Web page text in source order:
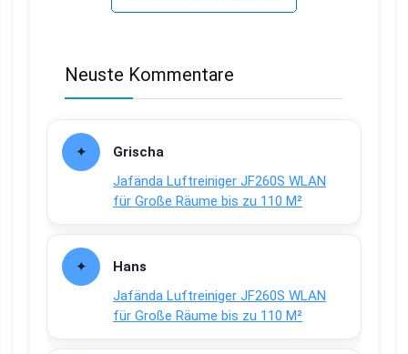
Neuste Kommentare
Grischa
Jafända Luftreiniger JF260S WLAN
für Große Räume bis zu 110 M²
Hans
Jafända Luftreiniger JF260S WLAN
für Große Räume bis zu 110 M²